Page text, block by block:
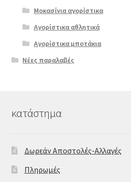
Μοκασίνια αγορίστικα
Αγορίστικα αθλητικά
Αγορίστικα μποτάκια
Νέες παραλαβές
κατάστημα
Δωρεάν Αποστολές-Αλλαγές
Πληρωμές